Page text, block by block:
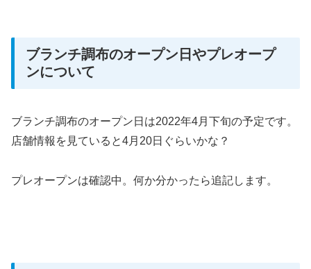
ブランチ調布のオープン日やプレオープ
ンについて
ブランチ調布のオープン日は2022年4月下旬の予定です。
店舗情報を見ていると4月20日ぐらいかな？
プレオープンは確認中。何か分かったら追記します。